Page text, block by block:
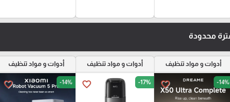
محدودة
أدوات و مواد تنظيف
favorite_border -14%
أدوات و مواد تنظيف
favorite_border -17%
أدوات و مواد تنظيف
favorite_border -14%